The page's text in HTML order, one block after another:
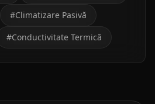
#Climatizare Pasivă
#Conductivitate Termică